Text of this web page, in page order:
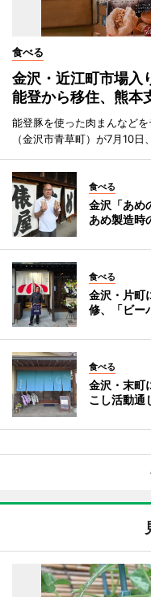
食べる
金沢・近江町市場
能登から移住、熊本
能登豚を使った肉まんなど
（金沢市青草町）が7月10日
食べる
金沢「あめ
あめ製造時
食べる
金沢・片町
修、「ビー
食べる
金沢・末町
こし活動通